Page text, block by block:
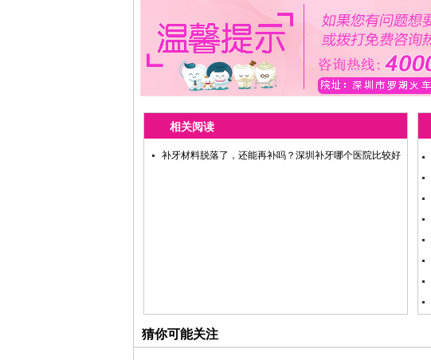
相关阅读
补牙材料脱落了，还能再补吗？深圳补牙哪个医院比较好
猜你可能关注